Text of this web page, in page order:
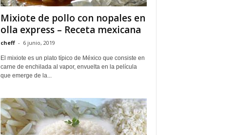
Mixiote de pollo con nopales en
olla express – Receta mexicana
cheff - 6 junio, 2019
El mixiote es un plato típico de México que consiste en
carne de enchilada al vapor, envuelta en la película
que emerge de la...